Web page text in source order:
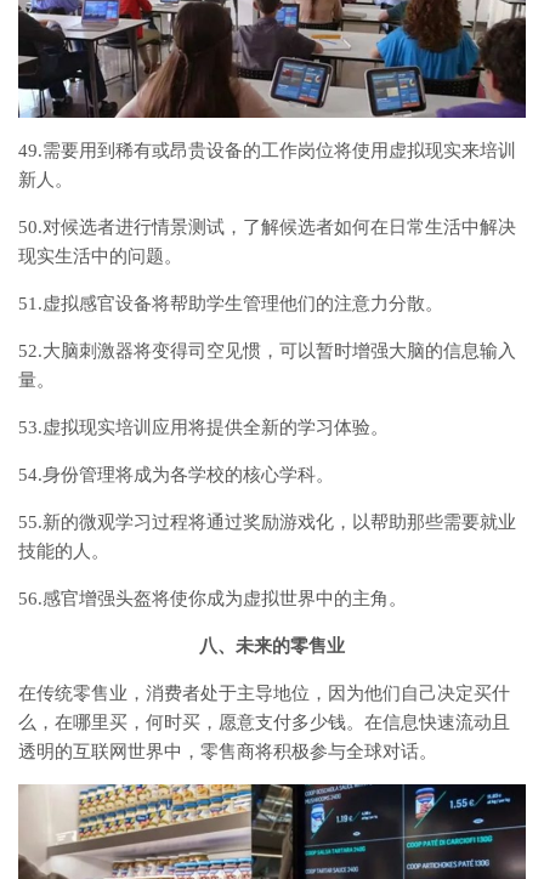
49.需要用到稀有或昂贵设备的工作岗位将使用虚拟现实来培训
新人。
50.对候选者进行情景测试，了解候选者如何在日常生活中解决
现实生活中的问题。
51.虚拟感官设备将帮助学生管理他们的注意力分散。
52.大脑刺激器将变得司空见惯，可以暂时增强大脑的信息输入
量。
53.虚拟现实培训应用将提供全新的学习体验。
54.身份管理将成为各学校的核心学科。
55.新的微观学习过程将通过奖励游戏化，以帮助那些需要就业
技能的人。
56.感官增强头盔将使你成为虚拟世界中的主角。
八、未来的零售业
在传统零售业，消费者处于主导地位，因为他们自己决定买什
么，在哪里买，何时买，愿意支付多少钱。在信息快速流动且
透明的互联网世界中，零售商将积极参与全球对话。